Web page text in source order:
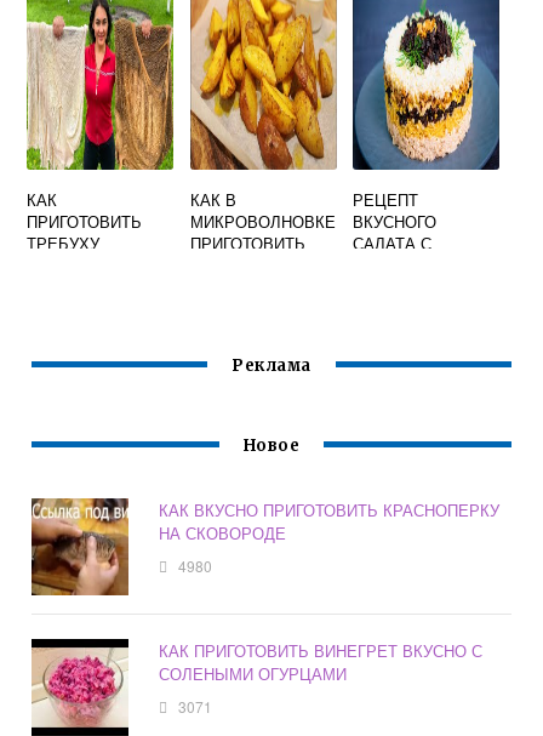
КАК
ПРИГОТОВИТЬ
ТРЕБУХУ
КАК В
МИКРОВОЛНОВКЕ
ПРИГОТОВИТЬ
РЕЦЕПТ
ВКУСНОГО
САЛАТА С
Реклама
Новое
КАК ВКУСНО ПРИГОТОВИТЬ КРАСНОПЕРКУ
НА СКОВОРОДЕ
4980
КАК ПРИГОТОВИТЬ ВИНЕГРЕТ ВКУСНО С
СОЛЕНЫМИ ОГУРЦАМИ
3071